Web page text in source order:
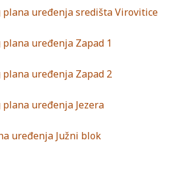
uređenja središta Virovitice
uređenja Zapad 1
uređenja Zapad 2
uređenja Jezera
uređenja Južni blok